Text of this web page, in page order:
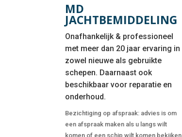
MD
JACHTBEMIDDELING
Onafhankelijk & professioneel
met meer dan 20 jaar ervaring in
zowel nieuwe als gebruikte
schepen. Daarnaast ook
beschikbaar voor reparatie en
onderhoud.
Bezichtiging op afspraak: advies is om
een afspraak maken als u langs wilt
komen of een schip wilt komen bekijken.